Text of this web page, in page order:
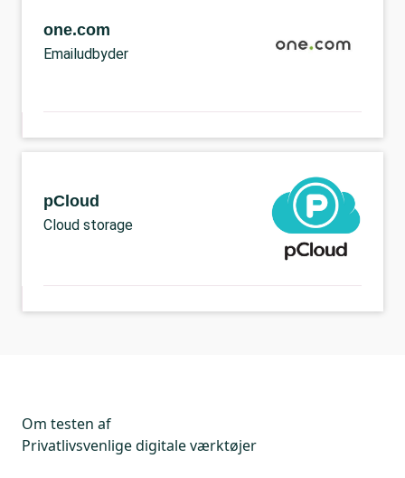
one.com
Emailudbyder
pCloud
Cloud storage
Om testen af
Privatlivsvenlige digitale værktøjer